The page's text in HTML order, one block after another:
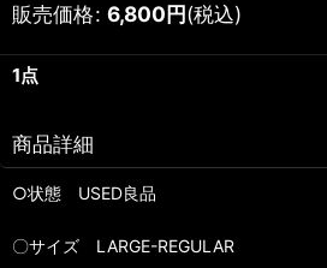
販売価格: 6,800円(税込)
1点
商品詳細
○状態 USED良品
〇サイズ LARGE-REGULAR